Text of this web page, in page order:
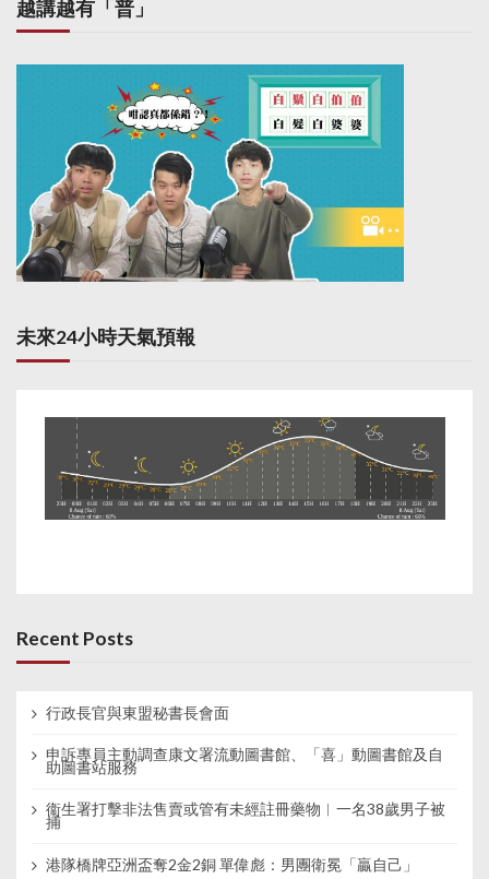
越講越有「普」
未來24小時天氣預報
Recent Posts
行政長官與東盟秘書長會面
申訴專員主動調查康文署流動圖書館、「喜」動圖書館及自
助圖書站服務
衞生署打擊非法售賣或管有未經註冊藥物︱一名38歲男子被
捕
港隊橋牌亞洲盃奪2金2銅 單偉彪：男團衛冕「贏自己」